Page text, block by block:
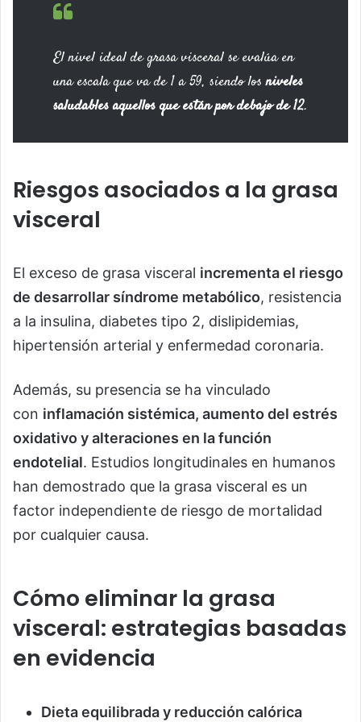
El nivel ideal de grasa visceral se evalúa en
una escala que va de 1 a 59, siendo losniveles
saludables aquellos que están por debajo de 12.
Riesgos asociados a la grasa
visceral
El exceso de grasa visceral incrementa el riesgo
de desarrollar síndrome metabólico, resistencia
a la insulina, diabetes tipo 2, dislipidemias,
hipertensión arterial y enfermedad coronaria.
Además, su presencia se ha vinculado
con inflamación sistémica, aumento del estrés
oxidativo y alteraciones en la función
endotelial. Estudios longitudinales en humanos
han demostrado que la grasa visceral es un
factor independiente de riesgo de mortalidad
por cualquier causa.
Cómo eliminar la grasa
visceral: estrategias basadas
en evidencia
Dieta equilibrada y reducción calórica